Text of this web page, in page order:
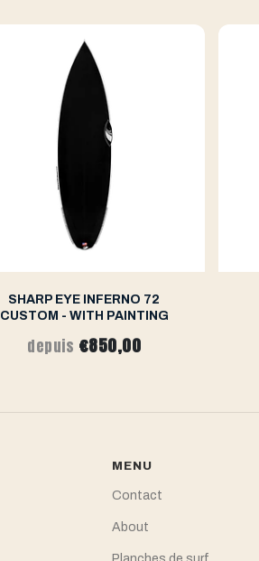
SHARP EYE INFERNO 72
CUSTOM - WITH PAINTING
depuis €850,00
MENU
Contact
About